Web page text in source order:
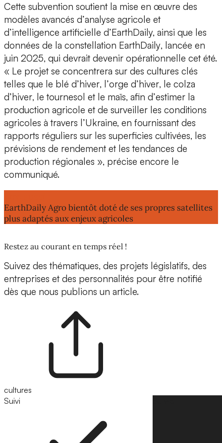
Cette subvention soutient la mise en œuvre des
modèles avancés d’analyse agricole et
d’intelligence artificielle d’EarthDaily, ainsi que les
données de la constellation EarthDaily, lancée en
juin 2025, qui devrait devenir opérationnelle cet été.
« Le projet se concentrera sur des cultures clés
telles que le blé d’hiver, l’orge d’hiver, le colza
d’hiver, le tournesol et le maïs, afin d’estimer la
production agricole et de surveiller les conditions
agricoles à travers l’Ukraine, en fournissant des
rapports réguliers sur les superficies cultivées, les
prévisions de rendement et les tendances de
production régionales », précise encore le
communiqué.
EarthDaily Agro bientôt doté de ses propres satellites
plus adaptés aux enjeux agricoles
Restez au courant en temps réel !
Suivez des thématiques, des projets législatifs, des
entreprises et des personnalités pour être notifié
dès que nous publions un article.
cultures
Suivi